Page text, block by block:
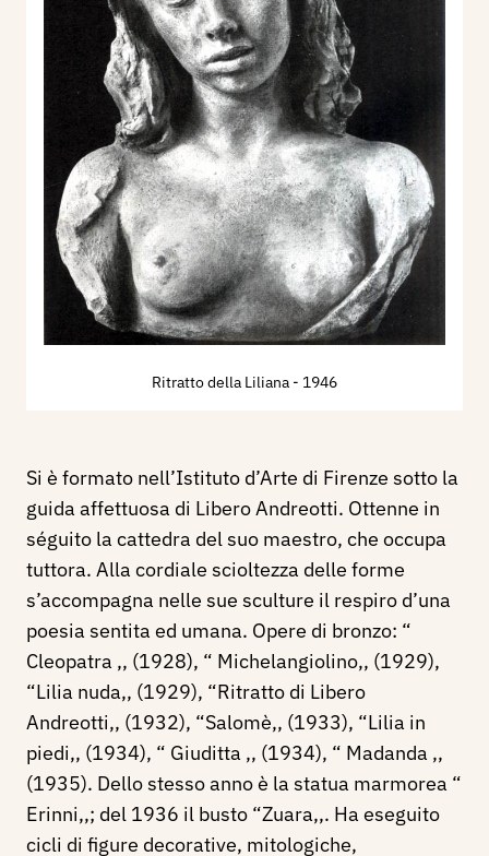
Ritratto della Liliana - 1946
Si è formato nell’Istituto d’Arte di Firenze sotto la
guida affettuosa di Libero Andreotti. Ottenne in
séguito la cattedra del suo maestro, che occupa
tuttora. Alla cordiale scioltezza delle forme
s’accompagna nelle sue sculture il respiro d’una
poesia sentita ed umana. Opere di bronzo: “
Cleopatra ,, (1928), “ Michelangiolino,, (1929),
“Lilia nuda,, (1929), “Ritratto di Libero
Andreotti,, (1932), “Salomè,, (1933), “Lilia in
piedi,, (1934), “ Giuditta ,, (1934), “ Madanda ,,
(1935). Dello stesso anno è la statua marmorea “
Erinni,,; del 1936 il busto “Zuara,,. Ha eseguito
cicli di figure decorative, mitologiche,